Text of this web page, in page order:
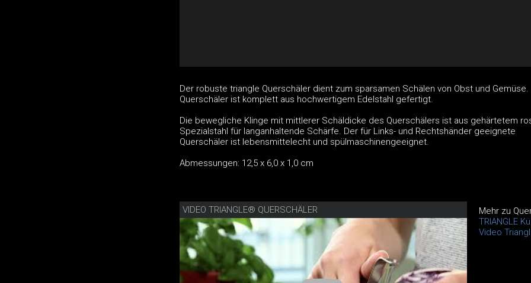
Der robuste triangle Querschäler dient zum sparsamen Schälen von Obst und Gemüse.
Querschäler ist komplett aus hochwertigem Edelstahl gefertigt.
Die bewegliche Klinge mit mittlerer Schäldicke des Querschälers ist aus gehärtetem
Spezialstahl für langanhaltende Schärfe. Der für Links- und Rechtshänder geeignete
Querschäler ist lebensmittelecht und spülmaschinengeeignet.
Abmessungen: 12,5 x 6,0 x 1,0 cm
VIDEO TRIANGLE® QUERSCHÄLER
Mehr zu
TRIANGLE
Video